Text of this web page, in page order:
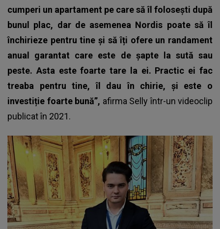
cumperi un apartament pe care să îl folosești după
bunul plac, dar de asemenea Nordis poate să îl
închirieze pentru tine și să îți ofere un randament
anual garantat care este de șapte la sută sau
peste. Asta este foarte tare la ei. Practic ei fac
treaba pentru tine, îl dau în chirie, și este o
investiție foarte bună”, afirma Selly într-un videoclip
publicat în 2021.